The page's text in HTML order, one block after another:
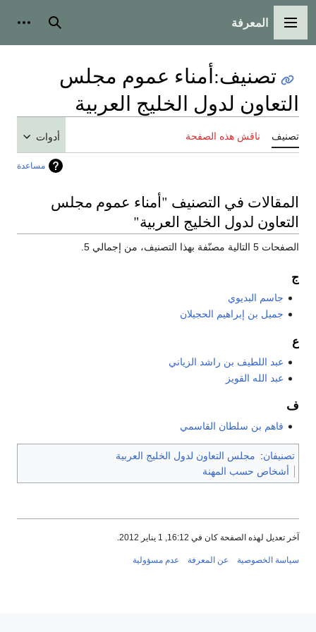
القائمة الرئيسية
المعرفة بحث
تصنيف:أمناء عموم مجلس
التعاون لدول الخليج العربية
تصنيف ناقش هذه الصفحة أدوات
مساعدة
المقالات في التصنيف "أمناء عموم مجلس
التعاون لدول الخليج العربية"
الصفحات 5 التالية مصنّفة بهذا التصنيف، من إجمالي 5.
ج
جاسم البديوي
جميل بن إبراهيم الحجيلان
ع
عبد اللطيف بن راشد الزياني
عبد الله القويز
ف
فاهم بن سلطان القاسمي
تصنيفان: مجلس التعاون لدول الخليج العربية
أشخاص حسب المهنة
آخر تعديل لهذه الصفحة كان في 16:12, 1 يناير 2012.
سياسة الخصوصية عن المعرفة عدم مسؤولية